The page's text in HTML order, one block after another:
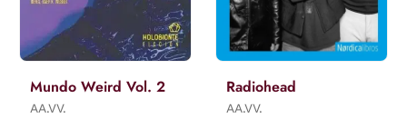
Mundo Weird Vol. 2
AA.VV.
Radiohead
AA.VV.